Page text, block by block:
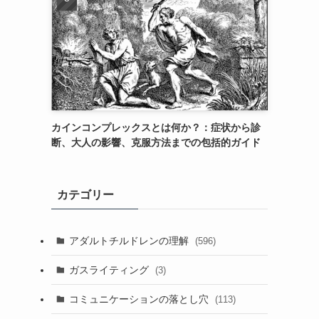
カインコンプレックスとは何か？：症状から診
断、大人の影響、克服方法までの包括的ガイド
カテゴリー
アダルトチルドレンの理解 (596)
ガスライティング (3)
コミュニケーションの落とし穴 (113)